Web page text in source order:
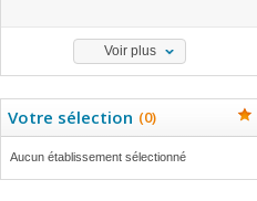
Voir plus
Votre sélection (0)
Aucun établissement sélectionné